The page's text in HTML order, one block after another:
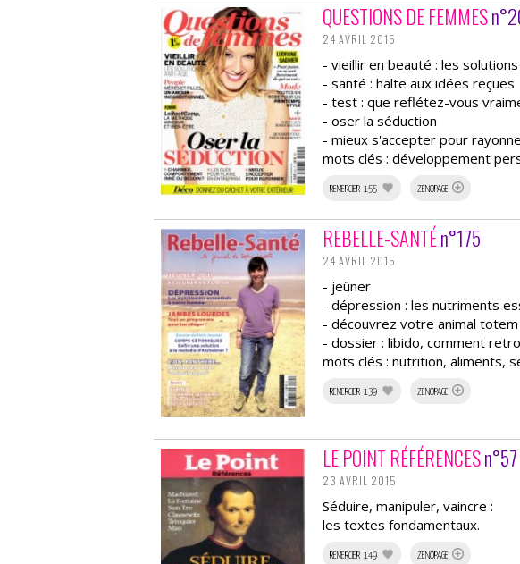
QUESTIONS DE FEMMES
24 AVRIL 2015
- vieillir en beauté : les
- santé : halte aux idées reçues
- test : que reflétez-vous
- oser la séduction
- mieux s'accepter pour
mots clés : développement
REMERCIER 155 ZENOPAGE
REBELLE-SANTÉn°175
24 AVRIL 2015
- jeûner
- dépression : les nutriments
- découvrez votre animal totem
- dossier : libido, comment
mots clés : nutrition, aliments,
REMERCIER 139 ZENOPAGE
LE POINT RÉFÉRENCESn°57
23 AVRIL 2015
Séduire, manipuler, vaincre :
les textes fondamentaux.
REMERCIER 149 ZENOPAGE